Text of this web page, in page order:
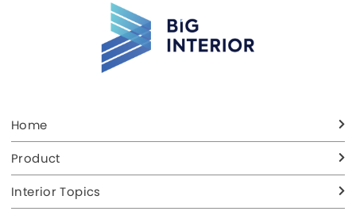
Home
Product
Interior Topics